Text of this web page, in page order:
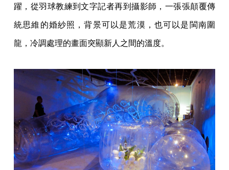
躍，從羽球教練到文字記者再到攝影師，一張張顛覆傳
統思維的婚紗照，背景可以是荒漠，也可以是閩南圍
龍，冷調處理的畫面突顯新人之間的溫度。